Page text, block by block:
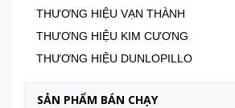
THƯƠNG HIỆU VẠN THÀNH
THƯƠNG HIỆU KIM CƯƠNG
THƯƠNG HIỆU DUNLOPILLO
SẢN PHẨM BÁN CHẠY